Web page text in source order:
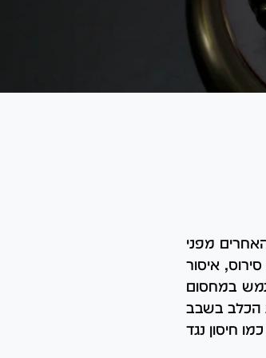
מפני
איסור
במחסום
הכלב בשבב
חיסון נגד